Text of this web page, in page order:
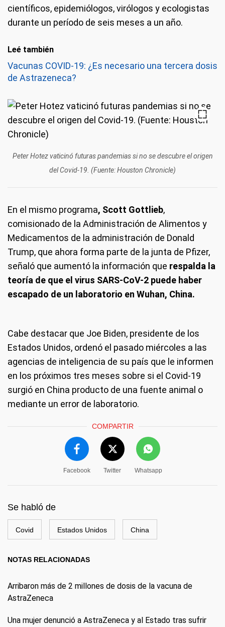
científicos, epidemiólogos, virólogos y ecologistas
durante un período de seis meses a un año.
Leé también
Vacunas COVID-19: ¿Es necesario una tercera dosis
de Astrazeneca?
Peter Hotez vaticinó futuras pandemias si no se descubre el origen
del Covid-19. (Fuente: Houston Chronicle)
En el mismo programa, Scott Gottlieb,
comisionado de la Administración de Alimentos y
Medicamentos de la administración de Donald
Trump, que ahora forma parte de la junta de Pfizer,
señaló que aumentó la información que respalda la
teoría de que el virus SARS-CoV-2 puede haber
escapado de un laboratorio en Wuhan, China.
Cabe destacar que Joe Biden, presidente de los
Estados Unidos, ordenó el pasado miércoles a las
agencias de inteligencia de su país que le informen
en los próximos tres meses sobre si el Covid-19
surgió en China producto de una fuente animal o
mediante un error de laboratorio.
COMPARTIR
Facebook Twitter Whatsapp
Se habló de
Covid Estados Unidos China
NOTAS RELACIONADAS
Arribaron más de 2 millones de dosis de la vacuna de
AstraZeneca
Una mujer denunció a AstraZeneca y al Estado tras sufrir